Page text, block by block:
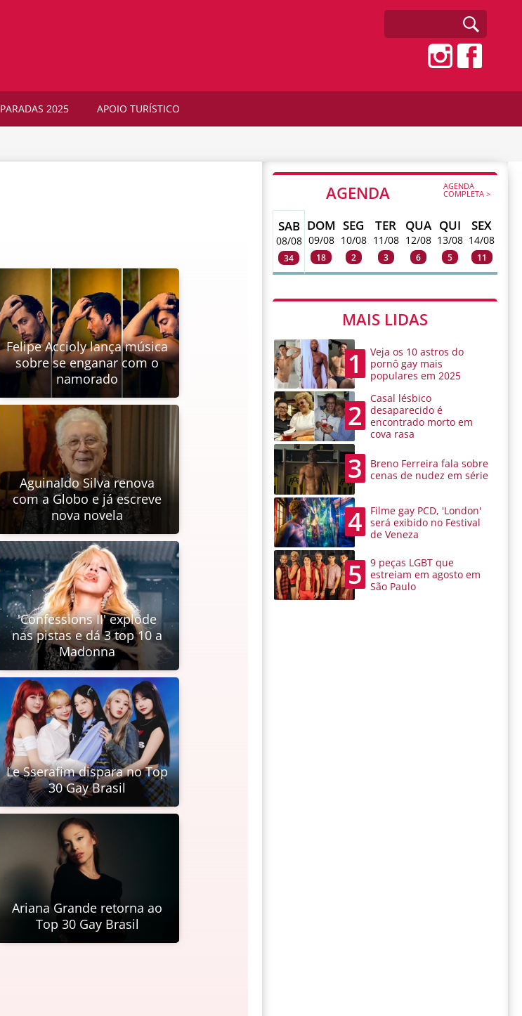
PARADAS 2025 APOIO TURÍSTICO
Felipe Accioly lança música
sobre se enganar com o
namorado
Aguinaldo Silva renova
com a Globo e já escreve
nova novela
'Confessions II' explode
nas pistas e dá 3 top 10 a
Madonna
Le Sserafim dispara no Top
30 Gay Brasil
Ariana Grande retorna ao
Top 30 Gay Brasil
AGENDA AGENDA
COMPLETA >
SAB
08/08
34
DOM
09/08
18
SEG
10/08
2
TER
11/08
3
QUA
12/08
6
QUI
13/08
5
SEX
14/08
11
MAIS LIDAS
1
Veja os 10 astros do
pornô gay mais
populares em 2025
2
Casal lésbico
desaparecido é
encontrado morto em
cova rasa
3
Breno Ferreira fala sobre
cenas de nudez em série
4
Filme gay PCD, 'London'
será exibido no Festival
de Veneza
5
9 peças LGBT que
estreiam em agosto em
São Paulo